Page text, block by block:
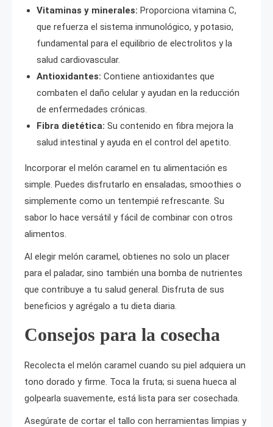
Vitaminas y minerales: Proporciona vitamina C,
que refuerza el sistema inmunológico, y potasio,
fundamental para el equilibrio de electrolitos y la
salud cardiovascular.
Antioxidantes: Contiene antioxidantes que
combaten el daño celular y ayudan en la reducción
de enfermedades crónicas.
Fibra dietética: Su contenido en fibra mejora la
salud intestinal y ayuda en el control del apetito.
Incorporar el melón caramel en tu alimentación es
simple. Puedes disfrutarlo en ensaladas, smoothies o
simplemente como un tentempié refrescante. Su
sabor lo hace versátil y fácil de combinar con otros
alimentos.
Al elegir melón caramel, obtienes no solo un placer
para el paladar, sino también una bomba de nutrientes
que contribuye a tu salud general. Disfruta de sus
beneficios y agrégalo a tu dieta diaria.
Consejos para la cosecha
Recolecta el melón caramel cuando su piel adquiera un
tono dorado y firme. Toca la fruta; si suena hueca al
golpearla suavemente, está lista para ser cosechada.
Asegúrate de cortar el tallo con herramientas limpias y